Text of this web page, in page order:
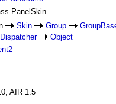
PanelSkin
Skin Group
Object
AIR 1.5